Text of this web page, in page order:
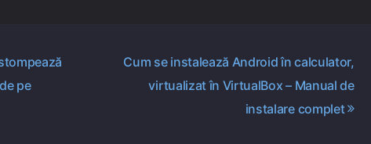
pe
Cum se instalează Android în calculator,
virtualizat în VirtualBox – Manual de
instalare complet